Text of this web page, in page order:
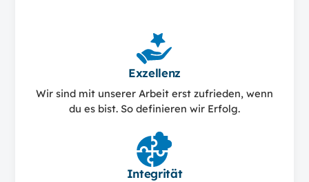
Exzellenz
Wir sind mit unserer Arbeit erst zufrieden, wenn
du es bist. So definieren wir Erfolg.
Integrität